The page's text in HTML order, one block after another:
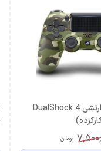
دسته PS4 سبز ارتشی DualShock 4
تومان